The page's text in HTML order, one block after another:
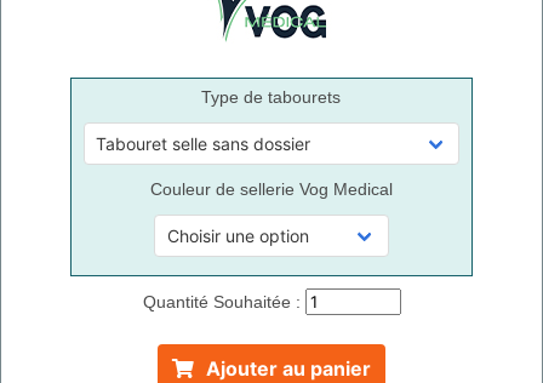
Type de tabourets
Couleur de sellerie Vog Medical
Quantité Souhaitée :
Ajouter au panier